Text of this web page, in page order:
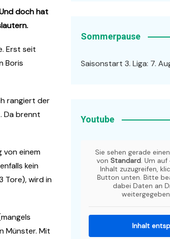
doch hat
Erst seit
Boris
rangiert der
Da brennt
von einem
kein
Tore), wird in
Münster. Mit
Sommerpause
Saisonstart 3. Liga: 7.
Youtube
Sie sehen gerade
von Standard. Um
Inhalt zuzugreifen,
Button unten. Bitte
dabei Daten an
Inhalt